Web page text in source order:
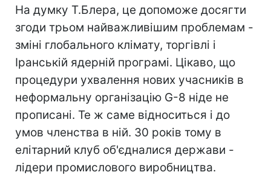
На думку Т.Блера, це допоможе досягти
згоди трьом найважливішим проблемам -
зміні глобального клімату, торгівлі і
Іранській ядерній програмі. Цікаво, що
процедури ухвалення нових учасників в
неформальну організацію G-8 ніде не
прописані. Те ж саме відноситься і до
умов членства в ній. 30 років тому в
елітарний клуб об'єдналися держави -
лідери промислового виробництва.